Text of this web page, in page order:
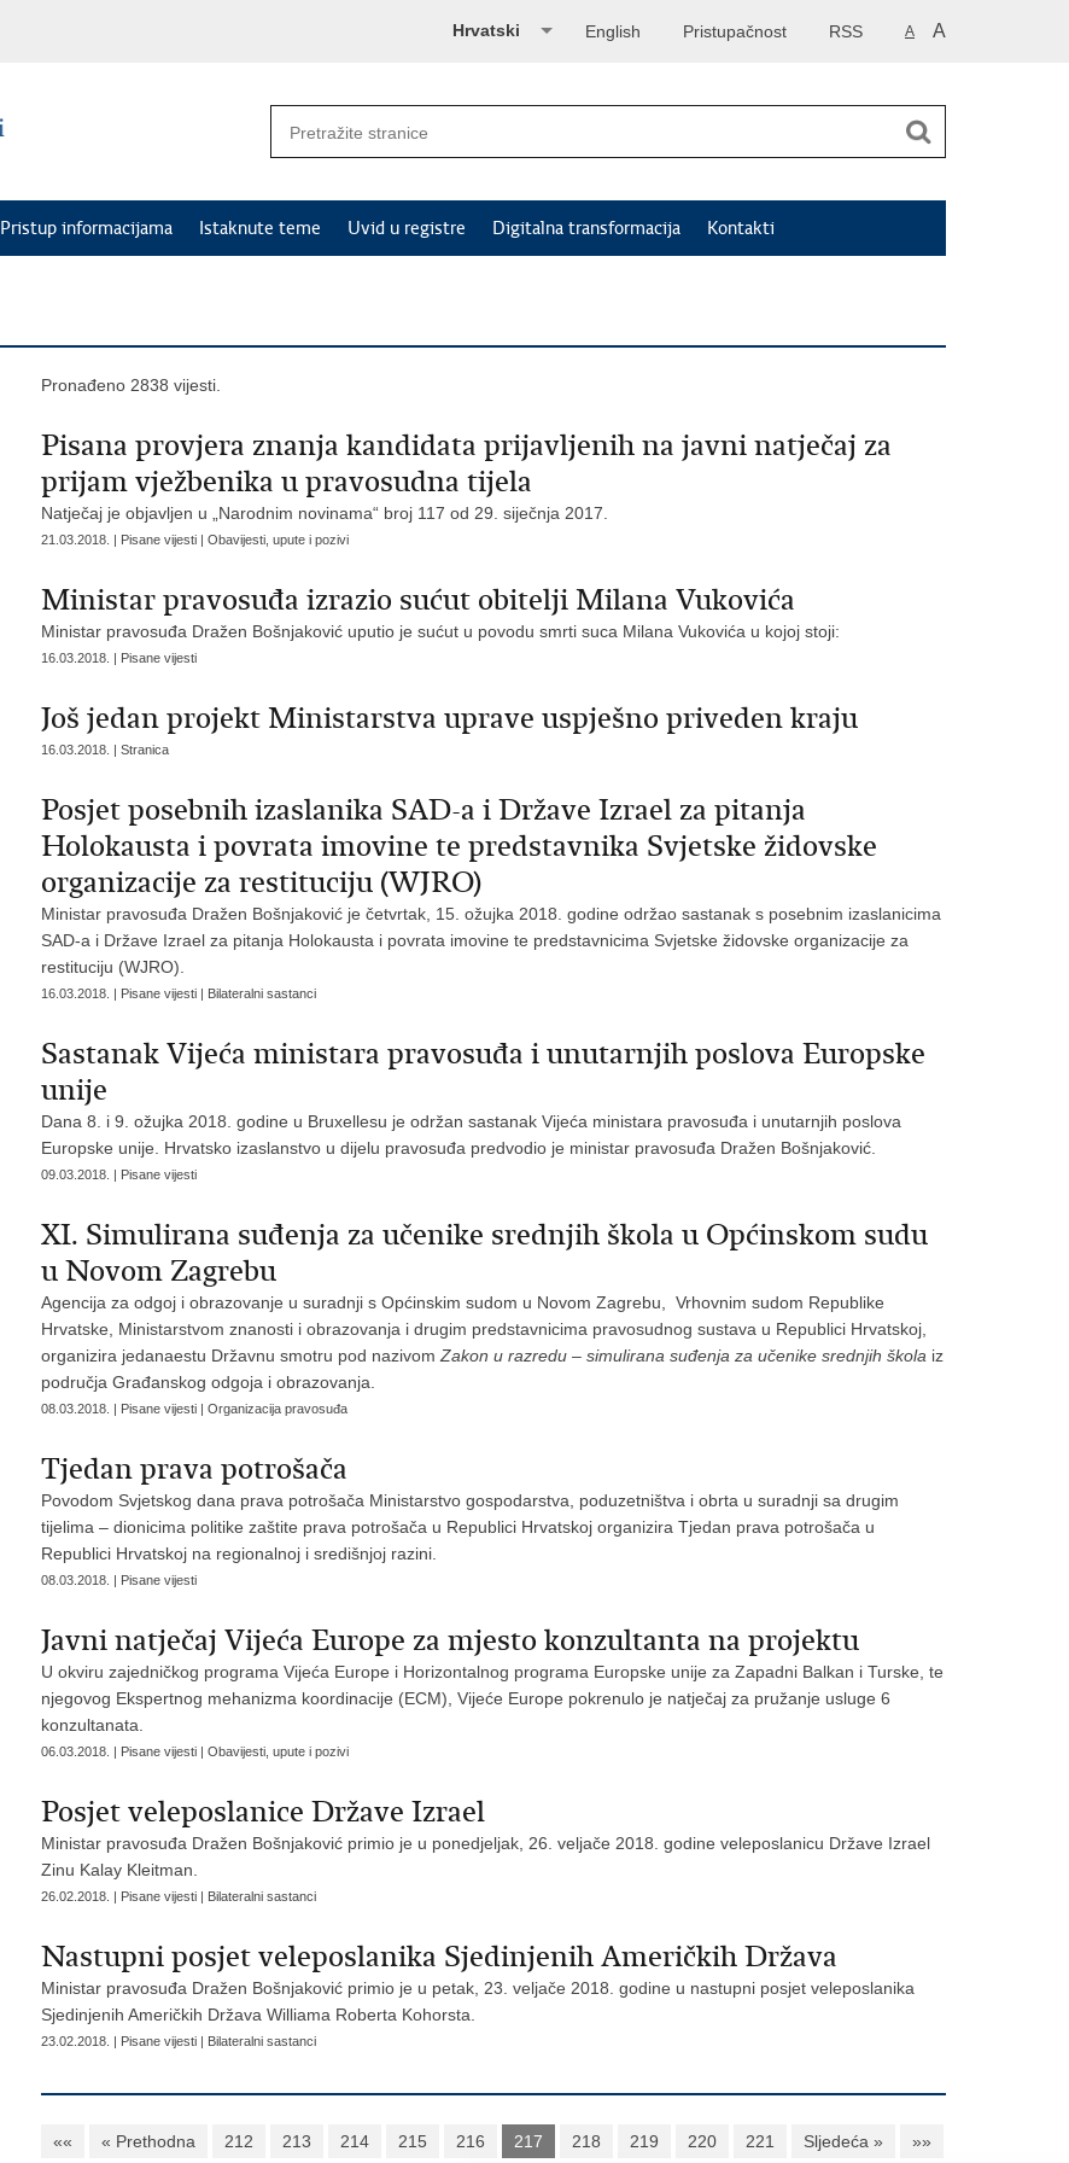
A A
RSS
Pristupačnost
English
Hrvatski
Pristup informacijama Istaknute teme Uvid u registre Digitalna transformacija Kontakti
Pronađeno 2838 vijesti.
Pisana provjera znanja kandidata prijavljenih na javni natječaj za
prijam vježbenika u pravosudna tijela
Natječaj je objavljen u „Narodnim novinama“ broj 117 od 29. siječnja 2017.
21.03.2018. | Pisane vijesti | Obavijesti, upute i pozivi
Ministar pravosuđa izrazio sućut obitelji Milana Vukovića
Ministar pravosuđa Dražen Bošnjaković uputio je sućut u povodu smrti suca Milana Vukovića u kojoj stoji:
16.03.2018. | Pisane vijesti
Još jedan projekt Ministarstva uprave uspješno priveden kraju
16.03.2018. | Stranica
Posjet posebnih izaslanika SAD-a i Države Izrael za pitanja
Holokausta i povrata imovine te predstavnika Svjetske židovske
organizacije za restituciju (WJRO)
Ministar pravosuđa Dražen Bošnjaković je četvrtak, 15. ožujka 2018. godine održao sastanak s posebnim izaslanicima
SAD-a i Države Izrael za pitanja Holokausta i povrata imovine te predstavnicima Svjetske židovske organizacije za
restituciju (WJRO).
16.03.2018. | Pisane vijesti | Bilateralni sastanci
Sastanak Vijeća ministara pravosuđa i unutarnjih poslova Europske
unije
Dana 8. i 9. ožujka 2018. godine u Bruxellesu je održan sastanak Vijeća ministara pravosuđa i unutarnjih poslova
Europske unije. Hrvatsko izaslanstvo u dijelu pravosuđa predvodio je ministar pravosuđa Dražen Bošnjaković.
09.03.2018. | Pisane vijesti
XI. Simulirana suđenja za učenike srednjih škola u Općinskom sudu
u Novom Zagrebu
Agencija za odgoj i obrazovanje u suradnji s Općinskim sudom u Novom Zagrebu, Vrhovnim sudom Republike
Hrvatske, Ministarstvom znanosti i obrazovanja i drugim predstavnicima pravosudnog sustava u Republici Hrvatskoj,
organizira jedanaestu Državnu smotru pod nazivom Zakon u razredu – simulirana suđenja za učenike srednjih škola iz
područja Građanskog odgoja i obrazovanja.
08.03.2018. | Pisane vijesti | Organizacija pravosuđa
Tjedan prava potrošača
Povodom Svjetskog dana prava potrošača Ministarstvo gospodarstva, poduzetništva i obrta u suradnji sa drugim
tijelima – dionicima politike zaštite prava potrošača u Republici Hrvatskoj organizira Tjedan prava potrošača u
Republici Hrvatskoj na regionalnoj i središnjoj razini.
08.03.2018. | Pisane vijesti
Javni natječaj Vijeća Europe za mjesto konzultanta na projektu
U okviru zajedničkog programa Vijeća Europe i Horizontalnog programa Europske unije za Zapadni Balkan i Turske, te
njegovog Ekspertnog mehanizma koordinacije (ECM), Vijeće Europe pokrenulo je natječaj za pružanje usluge 6
konzultanata.
06.03.2018. | Pisane vijesti | Obavijesti, upute i pozivi
Posjet veleposlanice Države Izrael
Ministar pravosuđa Dražen Bošnjaković primio je u ponedjeljak, 26. veljače 2018. godine veleposlanicu Države Izrael
Zinu Kalay Kleitman.
26.02.2018. | Pisane vijesti | Bilateralni sastanci
Nastupni posjet veleposlanika Sjedinjenih Američkih Država
Ministar pravosuđa Dražen Bošnjaković primio je u petak, 23. veljače 2018. godine u nastupni posjet veleposlanika
Sjedinjenih Američkih Država Williama Roberta Kohorsta.
23.02.2018. | Pisane vijesti | Bilateralni sastanci
«« « Prethodna 212 213 214 215 216 217 218 219 220 221 Sljedeća » »»